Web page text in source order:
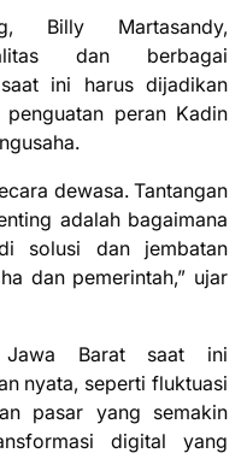
Billy Martasandy,
dan berbagai
ini harus dijadikan
peran Kadin
dewasa. Tantangan
adalah bagaimana
solusi dan jembatan
dan pemerintah,” ujar
Jawa Barat saat ini
nyata, seperti fluktuasi
pasar yang semakin
digital yang